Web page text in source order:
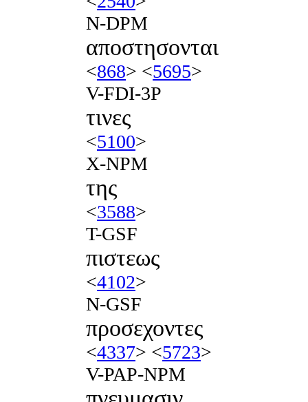
N-DPM
αποστησονται
<868> <5695>
V-FDI-3P
τινες
<5100>
X-NPM
της
<3588>
T-GSF
πιστεως
<4102>
N-GSF
προσεχοντες
<4337> <5723>
V-PAP-NPM